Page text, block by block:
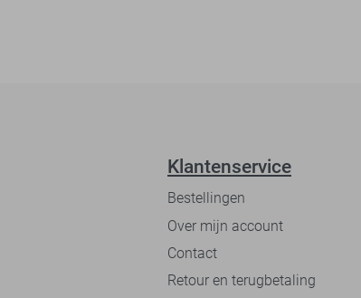
Klantenservice
Bestellingen
Over mijn account
Contact
Retour en terugbetaling